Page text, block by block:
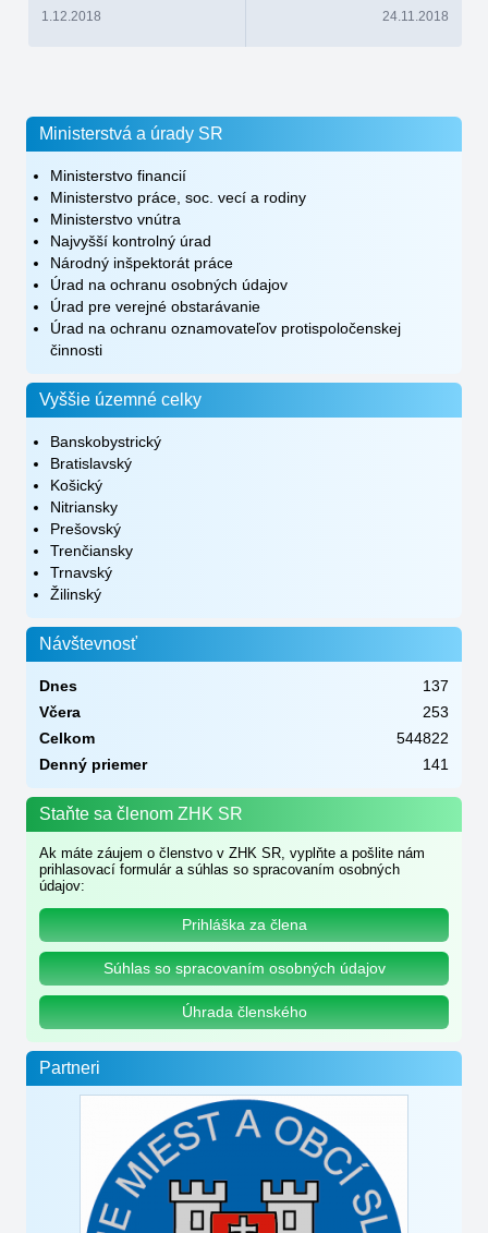
Ministerstvá a úrady SR
Ministerstvo financií
Ministerstvo práce, soc. vecí a rodiny
Ministerstvo vnútra
Najvyšší kontrolný úrad
Národný inšpektorát práce
Úrad na ochranu osobných údajov
Úrad pre verejné obstarávanie
Úrad na ochranu oznamovateľov protispoločenskej
činnosti
Vyššie územné celky
Banskobystrický
Bratislavský
Košický
Nitriansky
Prešovský
Trenčiansky
Trnavský
Žilinský
Návštevnosť
Dnes
137
Včera
253
Celkom
544822
Denný priemer
141
1.12.2018 24.11.2018
Staňte sa členom ZHK SR
Ak máte záujem o členstvo v ZHK SR, vyplňte a pošlite nám
prihlasovací formulár a súhlas so spracovaním osobných
údajov:
Prihláška za člena
Súhlas so spracovaním osobných údajov
Úhrada členského
Partneri